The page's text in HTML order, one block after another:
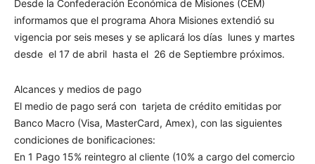
Desde la Confederación Económica de Misiones (CEM)
informamos que el programa Ahora Misiones extendió su
vigencia por seis meses y se aplicará los días lunes y martes
desde el 17 de abril hasta el 26 de Septiembre próximos.
Alcances y medios de pago
El medio de pago será con tarjeta de crédito emitidas por
Banco Macro (Visa, MasterCard, Amex), con las siguientes
condiciones de bonificaciones:
En 1 Pago 15% reintegro al cliente (10% a cargo del comercio